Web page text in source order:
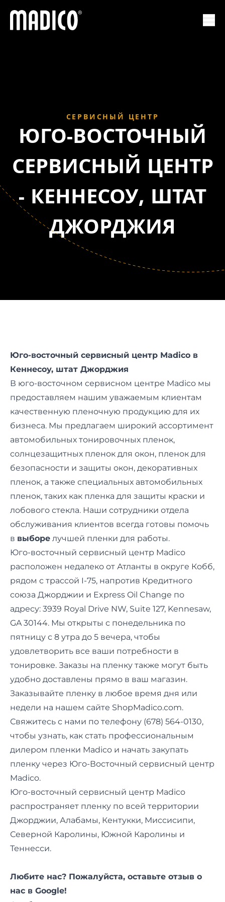
Мадико
СЕРВИСНЫЙ ЦЕНТР
ЮГО-ВОСТОЧНЫЙ
СЕРВИСНЫЙ ЦЕНТР
- КЕННЕСОУ, ШТАТ
ДЖОРДЖИЯ
Юго-восточный сервисный центр Madico в
Кеннесоу, штат Джорджия
В юго-восточном сервисном центре Madico мы
предоставляем нашим уважаемым клиентам
качественную пленочную продукцию для их
бизнеса. Мы предлагаем широкий ассортимент
автомобильных тонировочных пленок,
солнцезащитных пленок для окон, пленок для
безопасности и защиты окон, декоративных
пленок, а также специальных автомобильных
пленок, таких как пленка для защиты краски и
лобового стекла. Наши сотрудники отдела
обслуживания клиентов всегда готовы помочь
в выборе лучшей пленки для работы.
Юго-восточный сервисный центр Madico
расположен недалеко от Атланты в округе Кобб,
рядом с трассой I-75, напротив Кредитного
союза Джорджии и Express Oil Change по
адресу: 3939 Royal Drive NW, Suite 127, Kennesaw,
GA 30144. Мы открыты с понедельника по
пятницу с 8 утра до 5 вечера, чтобы
удовлетворить все ваши потребности в
тонировке. Заказы на пленку также могут быть
удобно доставлены прямо в ваш магазин.
Заказывайте пленку в любое время дня или
недели на нашем сайте ShopMadico.com.
Свяжитесь с нами по телефону (678) 564-0130,
чтобы узнать, как стать профессиональным
дилером пленки Madico и начать закупать
пленку через Юго-Восточный сервисный центр
Madico.
Юго-восточный сервисный центр Madico
распространяет пленку по всей территории
Джорджии, Алабамы, Кентукки, Миссисипи,
Северной Каролины, Южной Каролины и
Теннесси.
Любите нас? Пожалуйста, оставьте отзыв о
нас в Google!